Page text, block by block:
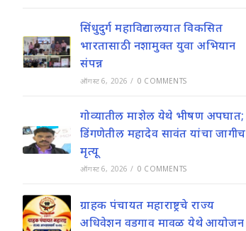
सिंधुदुर्ग महाविद्यालयात विकसित
भारतासाठी नशामुक्त युवा अभियान
संपन्न
ऑगस्ट 6, 2026 / 0 COMMENTS
गोव्यातील माशेल येथे भीषण अपघात;
डिंगणेतील महादेव सावंत यांचा जागीच
मृत्यू
ऑगस्ट 6, 2026 / 0 COMMENTS
ग्राहक पंचायत महाराष्ट्रचे राज्य
अधिवेशन वडगाव मावळ येथे आयोजन